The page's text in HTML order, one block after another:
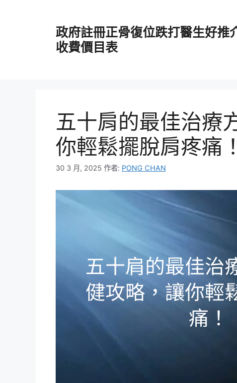
政府註冊正骨復位跌打醫生好推
收費價目表
五十肩的最佳治療
你輕鬆擺脫肩疼痛！
30 3 月, 2025 作者: PONG CHAN